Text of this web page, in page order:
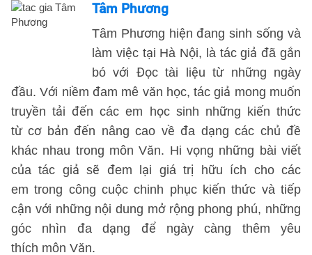
Tâm Phương
Tâm Phương hiện đang sinh sống và
làm việc tại Hà Nội, là tác giả đã gắn
bó với Đọc tài liệu từ những ngày
đầu. Với niềm đam mê văn học, tác giả mong muốn
truyền tải đến các em học sinh những kiến thức
từ cơ bản đến nâng cao về đa dạng các chủ đề
khác nhau trong môn Văn. Hi vọng những bài viết
của tác giả sẽ đem lại giá trị hữu ích cho các
em trong công cuộc chinh phục kiến thức và tiếp
cận với những nội dung mở rộng phong phú, những
góc nhìn đa dạng để ngày càng thêm yêu
thích môn Văn.